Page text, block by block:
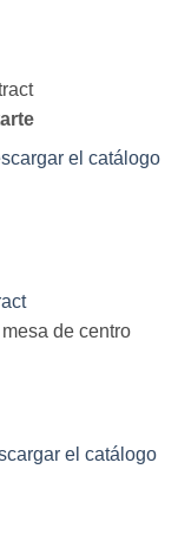
el catálogo
de centro
el catálogo